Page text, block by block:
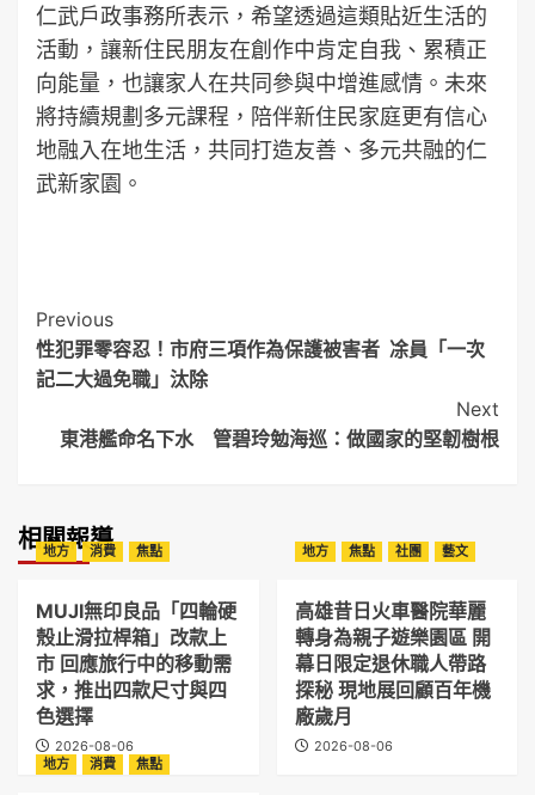
仁武戶政事務所表示，希望透過這類貼近生活的
活動，讓新住民朋友在創作中肯定自我、累積正
向能量，也讓家人在共同參與中增進感情。未來
將持續規劃多元課程，陪伴新住民家庭更有信心
地融入在地生活，共同打造友善、多元共融的仁
武新家園。
Post
Navigation
Previous
性犯罪零容忍！市府三項作為保護被害者 凃員「一次
記二大過免職」汰除
Next
東港艦命名下水 管碧玲勉海巡：做國家的堅韌樹根
相關報導
地方 消費 焦點
MUJI無印良品「四輪硬
殼止滑拉桿箱」改款上
市 回應旅行中的移動需
求，推出四款尺寸與四
色選擇
2026-08-06
地方 焦點 社團 藝文
高雄昔日火車醫院華麗
轉身為親子遊樂園區 開
幕日限定退休職人帶路
探秘 現地展回顧百年機
廠歲月
2026-08-06
地方
消費 焦點